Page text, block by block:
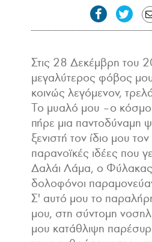
Στις 28 Δεκέμβρη του
μεγαλύτερος φόβος μου
κοινώς λεγόμενον,
Το μυαλό μου –ο
πήρε μια παντοδύναμη
ξενιστή τον ίδιο μου
παρανοϊκές ιδέες που
Δαλάι Λάμα, ο Φύλακας
δολοφόνοι
Σ' αυτό μου το
μου, στη σύντομη
μου κατάθλιψη